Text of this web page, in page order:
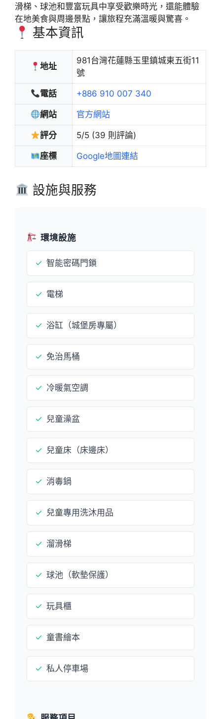
滑梯、球池和豐富玩具中享受歡樂時光，還能體驗
在地美食與周邊景點，讓旅程充滿溫暖與驚喜。
基本資訊
地址
981台灣花蓮縣玉里鎮城東五街11
號
電話 +886 910 007 340
網站 官方網站
評分 5/5 (39 則評論)
座標 Google地圖連結
設施與服務
環境設施
✓ 智能密碼門鎖
✓ 電梯
✓ 浴缸（城堡房專屬）
✓ 免治馬桶
✓ 冷暖氣空調
✓ 兒童澡盆
✓ 兒童床（床邊床）
✓ 消毒鍋
✓ 兒童專用洗沐用品
✓ 溜滑梯
✓ 球池（軟墊保護）
✓ 玩具櫃
✓ 童書繪本
✓ 私人停車場